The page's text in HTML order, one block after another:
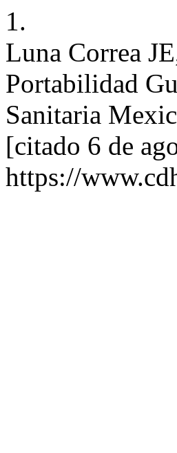
1.
Luna Correa
Portabilidad
Sanitaria
[citado 6 de
https://